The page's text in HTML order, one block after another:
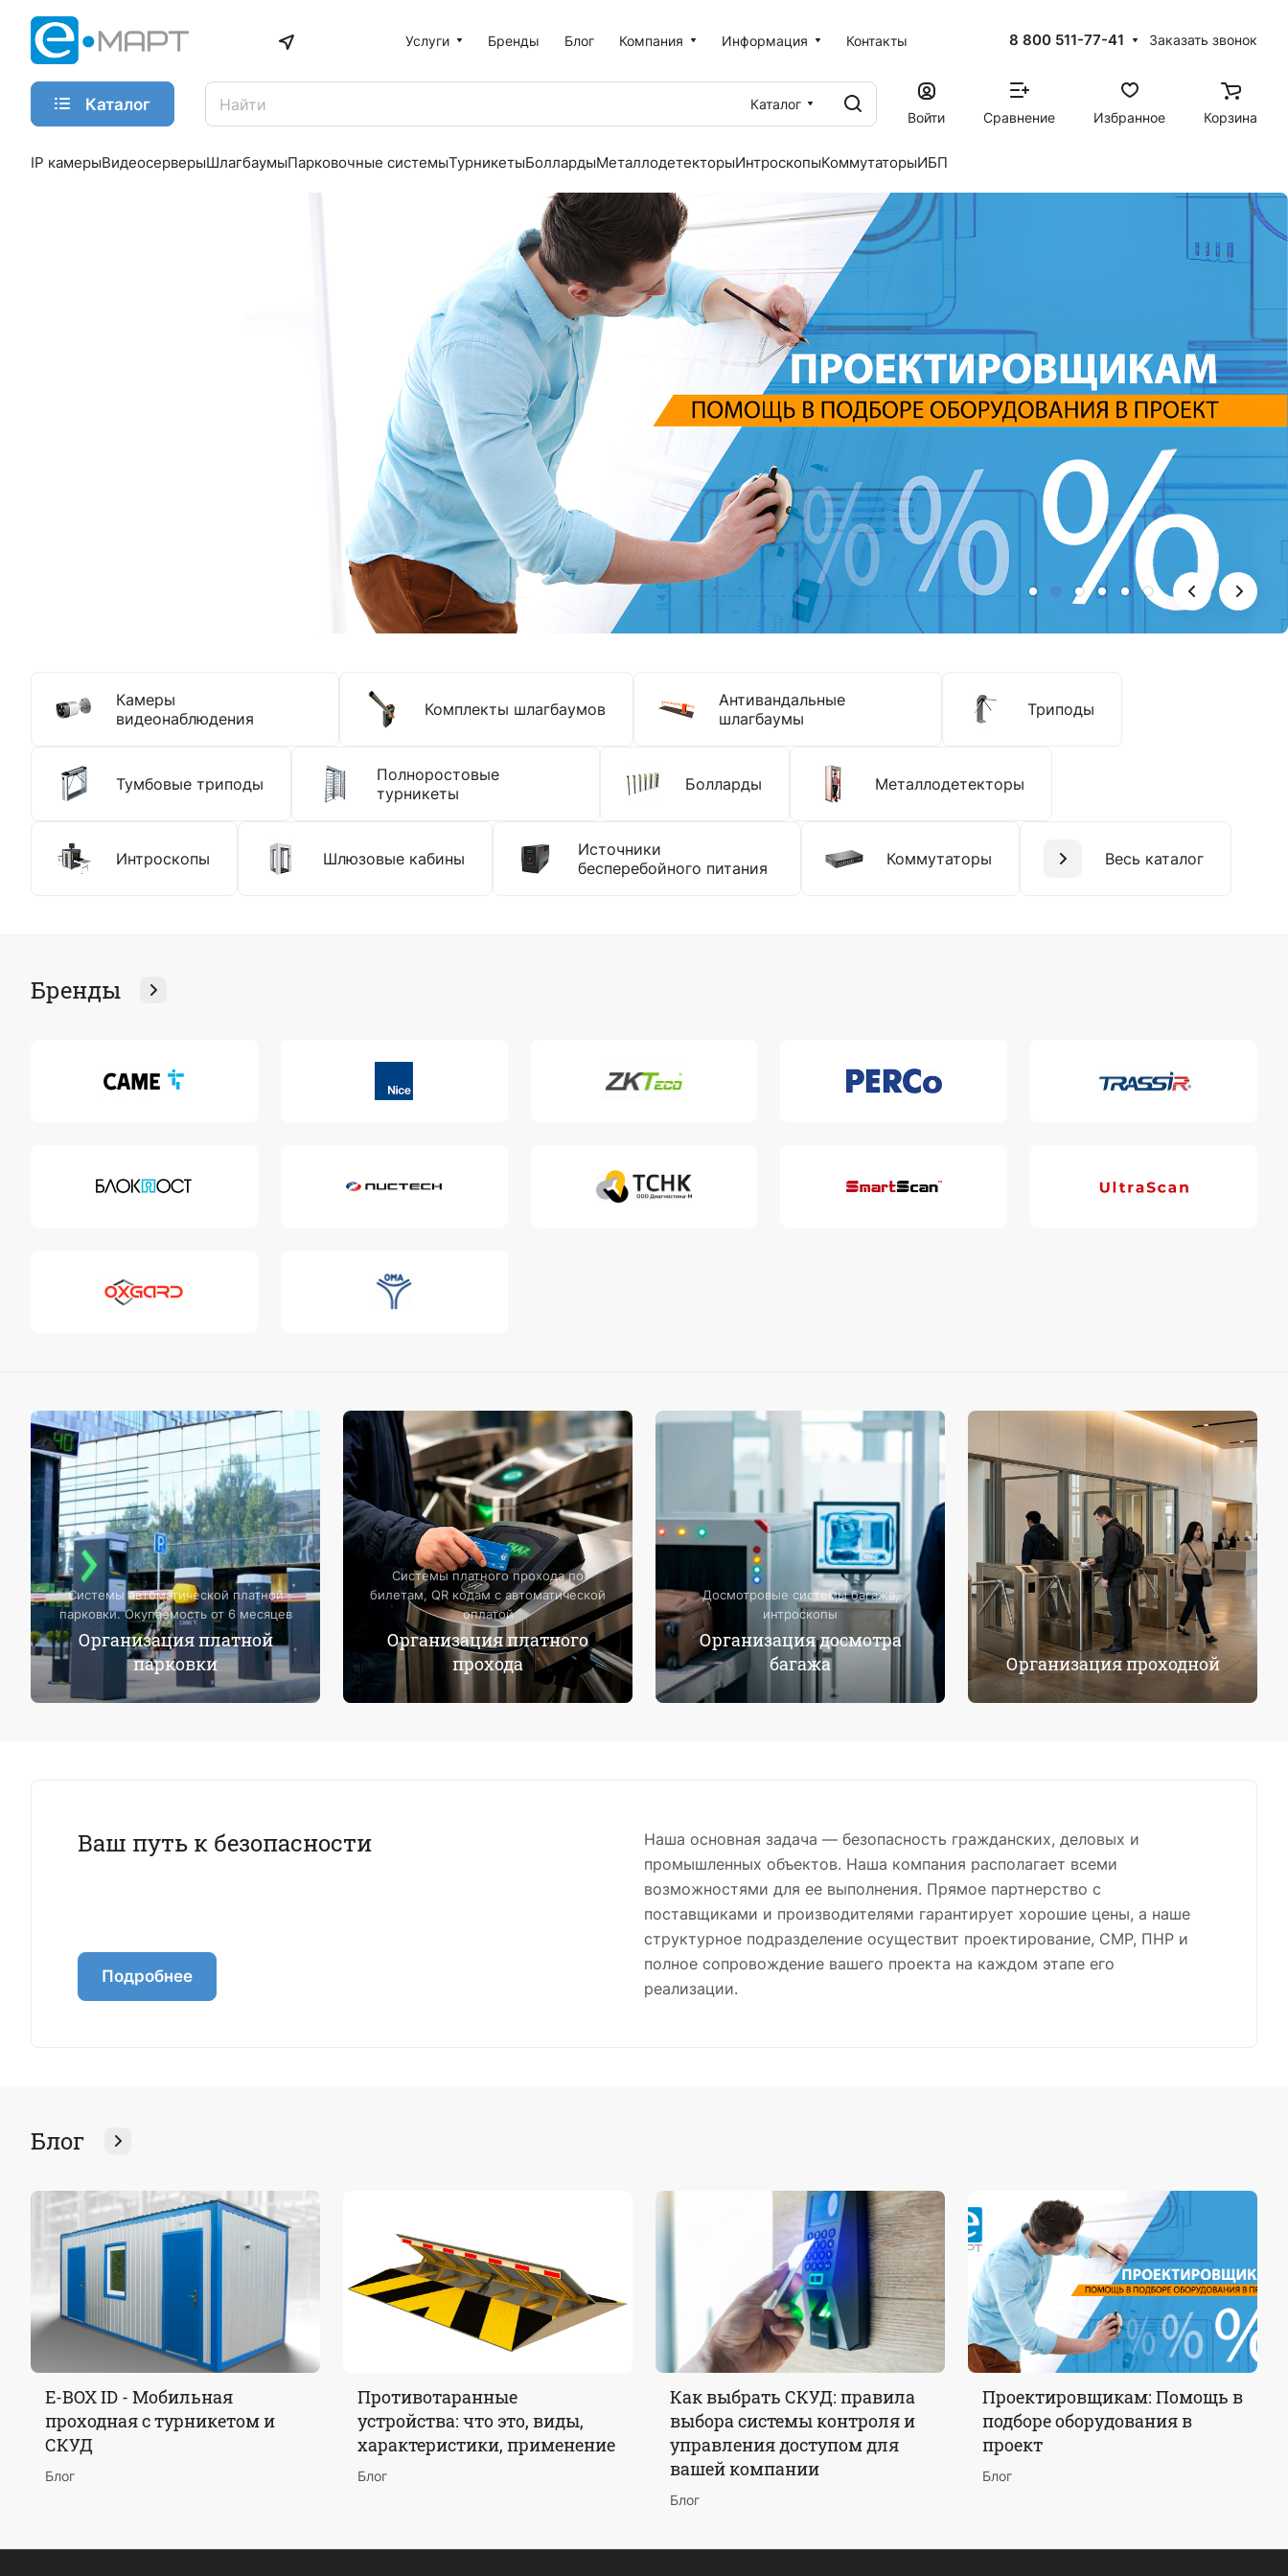
Услуги Бренды Блог Компания Информация Контакты 8 800 511-77-41 Заказать звонок
Каталог
Каталог
Войти
Сравнение Избранное Корзина
IP камерыВидеосерверыШлагбаумыПарковочные системыТурникетыБоллардыМеталлодетекторыИнтроскопыКоммутаторыИБП
Камеры
видеонаблюдения
Комплекты шлагбаумов
Антивандальные
шлагбаумы
Триподы
Тумбовые триподы
Полноростовые
турникеты
Болларды Металлодетекторы
Интроскопы Шлюзовые кабины
Источники
бесперебойного питания
Коммутаторы Весь каталог
Бренды
Системы автоматической платной
парковки. Окупаемость от 6 месяцев
Организация платной
парковки
Системы платного прохода по
билетам, QR кодам с автоматической
оплатой
Организация платного
прохода
Досмотровые системы багажа,
интроскопы
Организация досмотра
багажа
Организация проходной
Ваш путь к безопасности
Наша основная задача — безопасность гражданских, деловых и
промышленных объектов. Наша компания располагает всеми
возможностями для ее выполнения. Прямое партнерство с
поставщиками и производителями гарантирует хорошие цены, а наше
структурное подразделение осуществит проектирование, СМР, ПНР и
полное сопровождение вашего проекта на каждом этапе его
реализации.
Подробнее
Блог
E-BOX ID - Мобильная
проходная с турникетом и
СКУД
Блог
Противотаранные
устройства: что это, виды,
характеристики, применение
Блог
Как выбрать СКУД: правила
выбора системы контроля и
управления доступом для
вашей компании
Блог
Проектировщикам: Помощь в
подборе оборудования в
проект
Блог